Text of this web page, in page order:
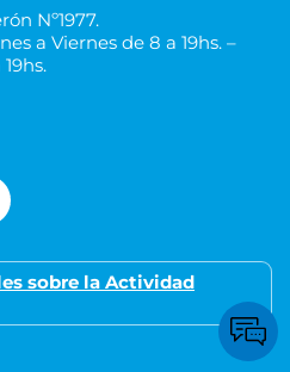
Nº1977.
a Viernes de 8 a 19hs. –
sobre la Actividad